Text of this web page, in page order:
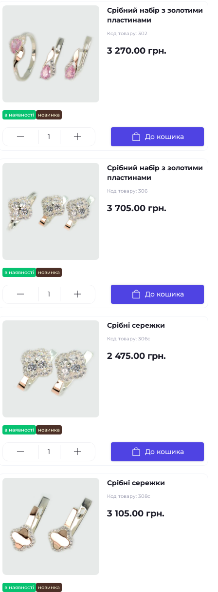
в наявності новинка
Срібний набір з золотими
пластинами
Код товару: 302
3 270.00 грн.
До кошика
в наявності новинка
Срібний набір з золотими
пластинами
Код товару: 306
3 705.00 грн.
До кошика
в наявності новинка
Срібні сережки
Код товару: 306с
2 475.00 грн.
До кошика
в наявності новинка
Срібні сережки
Код товару: 308с
3 105.00 грн.